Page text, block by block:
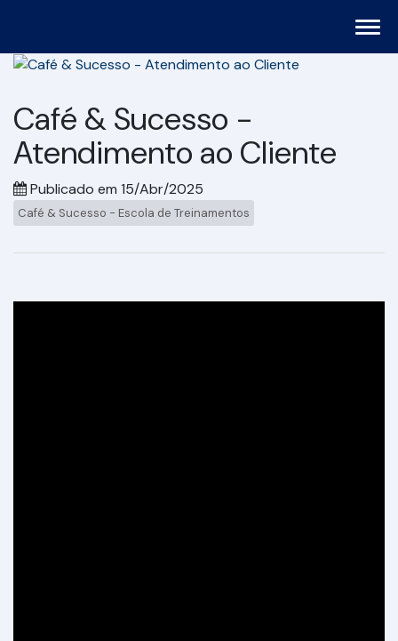
Café & Sucesso -
Atendimento ao Cliente
Publicado em 15/Abr/2025
Café & Sucesso - Escola de Treinamentos